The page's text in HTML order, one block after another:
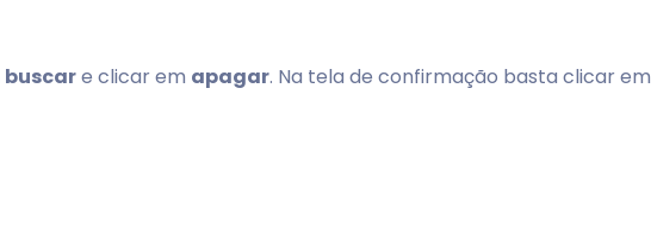
buscare clicar em apagar. Na tela de confirmação basta clicar em